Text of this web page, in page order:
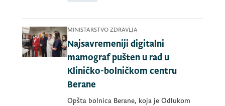
MINISTARSTVO ZDRAVLJA
Najsavremeniji digitalni
mamograf pušten u rad u
Kliničko-bolničkom centru
Berane
Opšta bolnica Berane, koja je Odlukom